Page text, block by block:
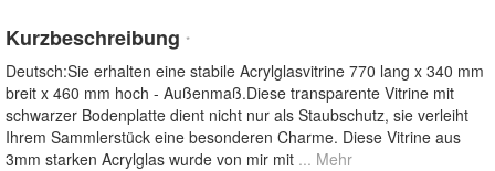
Kurzbeschreibung *
Deutsch:Sie erhalten eine stabile Acrylglasvitrine 770 lang x 340 mm
breit x 460 mm hoch - Außenmaß.Diese transparente Vitrine mit
schwarzer Bodenplatte dient nicht nur als Staubschutz, sie verleiht
Ihrem Sammlerstück eine besonderen Charme. Diese Vitrine aus
3mm starken Acrylglas wurde von mir mit ... Mehr